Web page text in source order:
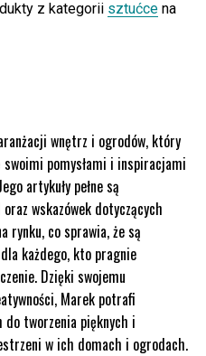
z kategorii sztućce na
wnętrz i ogrodów, który
swoimi pomysłami i inspiracjami
artykuły pełne są
wskazówek dotyczących
rynku, co sprawia, że są
każdego, kto pragnie
Dzięki swojemu
Marek potrafi
do tworzenia pięknych i
w ich domach i ogrodach.